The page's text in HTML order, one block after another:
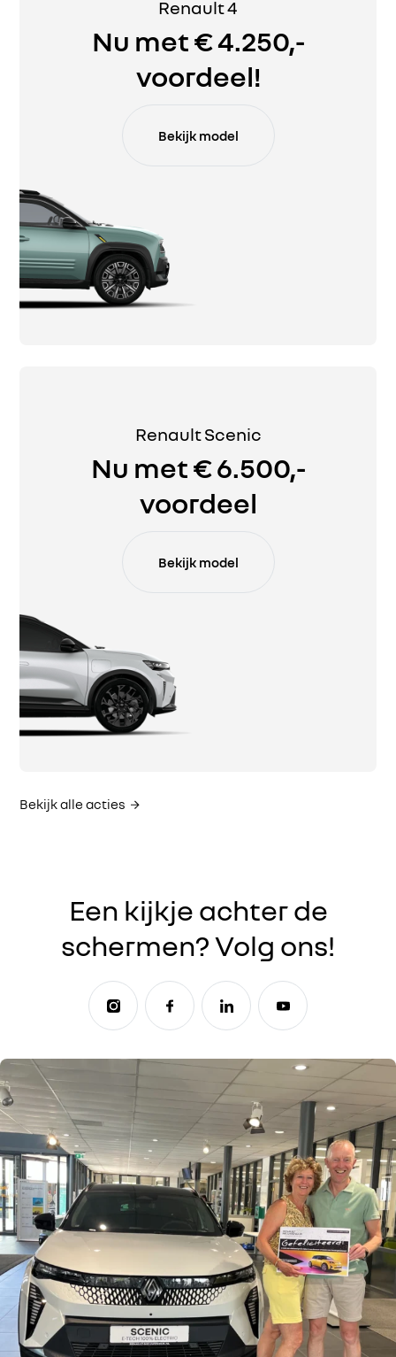
Renault 4
Nu met € 4.250,-
voordeel!
Bekijk model
Renault Scenic
Nu met € 6.500,-
voordeel
Bekijk model
Bekijk alle acties
Een kijkje achter de
schermen? Volg ons!